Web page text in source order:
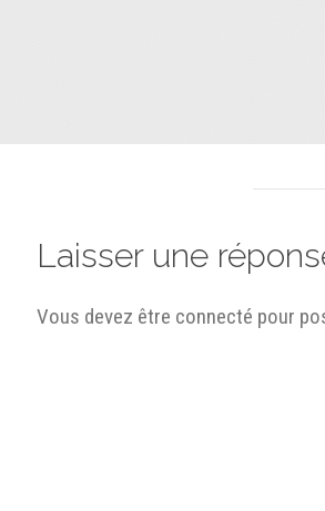
Laisser une
Vous devez être connecté pour